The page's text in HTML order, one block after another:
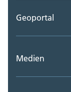
Geoportal
Medien